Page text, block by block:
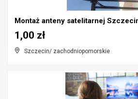
Montaż anteny satelitarnej
Szczecin/ zachodniopomorskie
1,00 zł